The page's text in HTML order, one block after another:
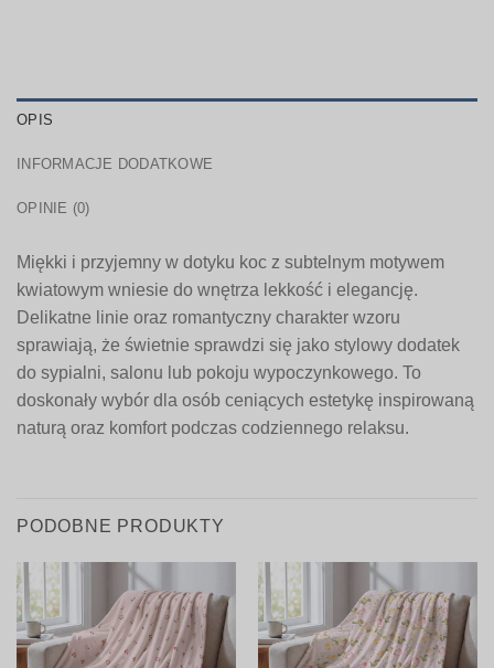
OPIS
INFORMACJE DODATKOWE
OPINIE (0)
Miękki i przyjemny w dotyku koc z subtelnym motywem
kwiatowym wniesie do wnętrza lekkość i elegancję.
Delikatne linie oraz romantyczny charakter wzoru
sprawiają, że świetnie sprawdzi się jako stylowy dodatek
do sypialni, salonu lub pokoju wypoczynkowego. To
doskonały wybór dla osób ceniących estetykę inspirowaną
naturą oraz komfort podczas codziennego relaksu.
PODOBNE PRODUKTY